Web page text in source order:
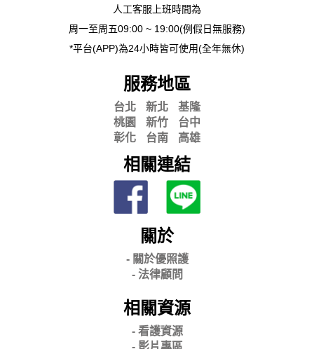
人工客服上班時間為
周一至周五09:00 ~ 19:00(例假日無服務)
*平台(APP)為24小時皆可使用(全年無休)
服務地區
台北 新北
基隆
桃園
新竹
台中
彰化
台南 高雄
相關連結
關於
- 關於優照護
- 法律顧問
相關資源
- 看護資源